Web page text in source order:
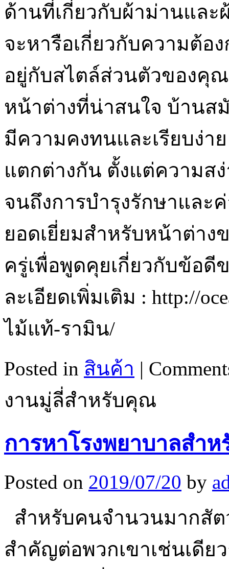
ด้านที่เกี่ยวกับผ้าม่านแล
จะหารือเกี่ยวกับความต้อ
อยู่กับสไตล์ส่วนตัวของคุ
หน้าต่างที่น่าสนใจ บ้านส
มีความคงทนและเรียบง่า
แตกต่างกัน ตั้งแต่ความส
จนถึงการบำรุงรักษาและ
ยอดเยี่ยมสำหรับหน้าต่าง
ครู่เพื่อพูดคุยเกี่ยวกับข้อดี
ละเอียดเพิ่มเติม : http://
ไม้แท้-รามิน/
Posted in สินค้า |
งานมู่ลี่สำหรับคุณ
การหาโรงพยาบาลสำ
Posted on 2019/07/20 by
สำหรับคนจำนวนมากสัต
สำคัญต่อพวกเขาเช่นเดี